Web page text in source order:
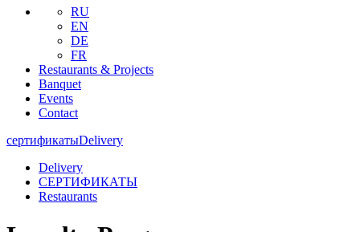
RU
EN
DE
FR
Restaurants & Projects
Banquet
Events
Contact
сертификатыDelivery
Delivery
СЕРТИФИКАТЫ
Restaurants